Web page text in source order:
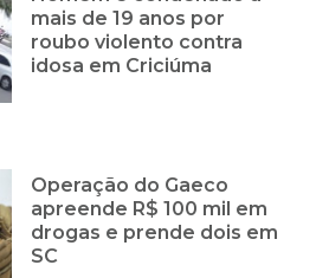
mais de 19 anos por
roubo violento contra
idosa em Criciúma
Operação do Gaeco
apreende R$ 100 mil em
drogas e prende dois em
SC